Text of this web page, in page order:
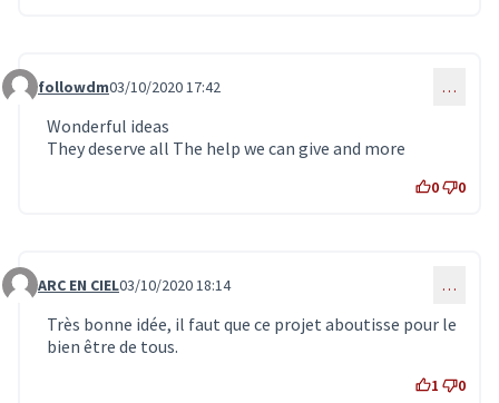
Commentaire 2100
followdm03/10/2020 17:42 …
Wonderful ideas
They deserve all The help we can give and more
0 0
Commentaire 2101
ARC EN CIEL03/10/2020 18:14 …
Très bonne idée, il faut que ce projet aboutisse pour le
bien être de tous.
1 0